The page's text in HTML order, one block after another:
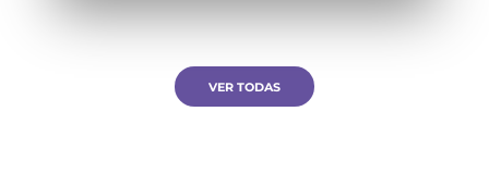
VER TODAS